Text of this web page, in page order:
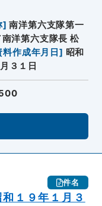
] 南洋第六支隊第一
洋第六支隊長 松
料作成年月日 ] 昭和
３１日
件名
１９年１月３